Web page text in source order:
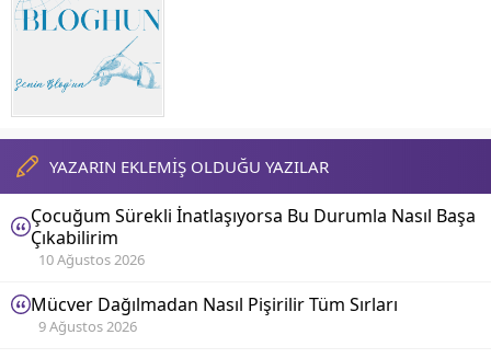
YAZARIN EKLEMİŞ OLDUĞU YAZILAR
Çocuğum Sürekli İnatlaşıyorsa Bu Durumla Nasıl Başa
Çıkabilirim
10 Ağustos 2026
Mücver Dağılmadan Nasıl Pişirilir Tüm Sırları
9 Ağustos 2026